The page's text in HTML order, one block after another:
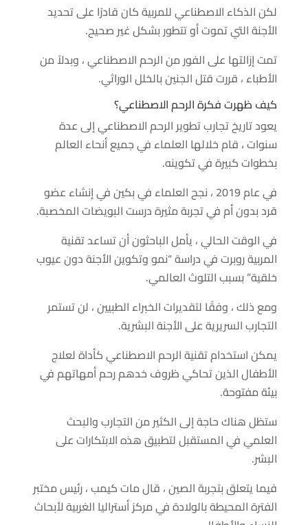
لكن الذكاء الاصطناعي للمربية كان قادرًا على تحديد
الأجنة التي تموت أو تتطور بشكل غير صحيح.
تمت إزالتها على الفور من الرحم الاصطناعي ، وبدلاً من
الأطباء ، قررت قتل الجنين بالخلل الوراثي.
كيف ظهرت فكرة الرحم الاصطناعي؟
يعود تاريخ تجارب تطوير الرحم الاصطناعي إلى عدة
سنوات ، قام خلالها العلماء في جميع أنحاء العالم
بخطوات كبيرة في تكوينه.
في عام 2019 ، نجح العلماء في بكين في إنشاء عضو
قرد بدون أم في تجربة مثيرة درست البويضات المخصبة.
في الوقت الحالي ، يأمل الباحثون أن تساعد تقنية
المربية روبرت في دراسة “نمو وتكوين الأجنة دون عيوب
خلقية” بسبب التلوث العالمي.
ومع ذلك ، وفقًا لتقديرات الخبراء الطبيين ، لن تستمر
التجارب السريرية على الأجنة البشرية.
يمكن استخدام تقنية الرحم الاصطناعي كأداة لعلاج
الأطفال الذين تحاكي ظروف خدهم رحم أمهاتهم في
بيئة مفتوحة.
ستظل هناك حاجة إلى الكثير من التجارب والبحث
العلمي في المستقبل لتطبيق هذه الابتكارات على
البشر.
فيما يتعلق بتجربة الصين ، قال مات كيمب ، رئيس مختبر
الفترة المحيطة بالولادة في مركز أستراليا الغربية لأبحاث